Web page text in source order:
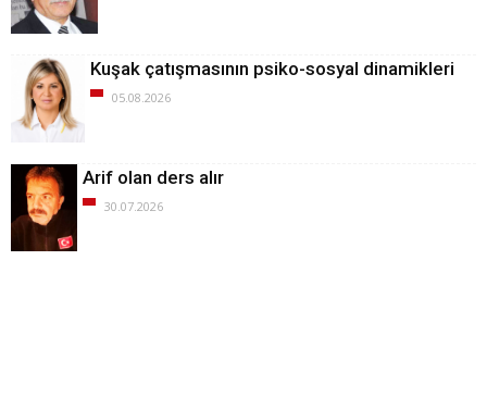
Kuşak çatışmasının psiko-sosyal dinamikleri
05.08.2026
Arif olan ders alır
30.07.2026